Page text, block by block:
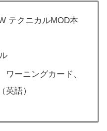
テクニカルMOD本
ワーニングカード、
英語）